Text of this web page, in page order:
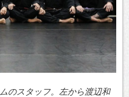
のスタッフ。左から渡辺和